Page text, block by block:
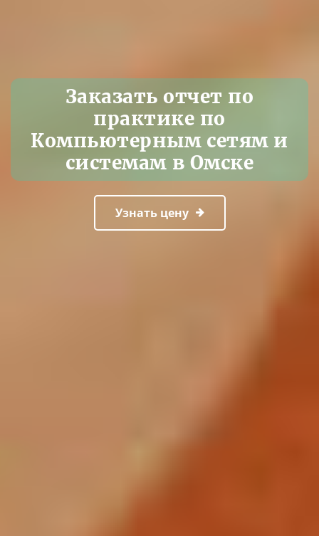
Заказать отчет по
практике по
Компьютерным сетям и
системам в Омске
Узнать цену